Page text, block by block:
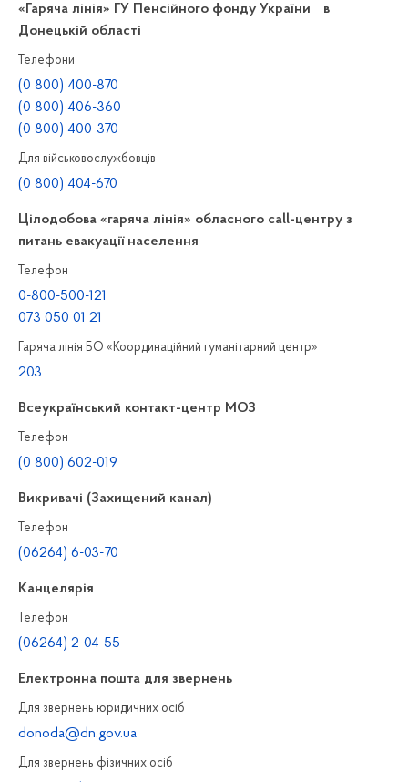
«Гаряча лінія» ГУ Пенсійного фонду України в
Донецькій області
Телефони
(0 800) 400-870
(0 800) 406-360
(0 800) 400-370
Для військовослужбовців
(0 800) 404-670
Цілодобова «гаряча лінія» обласного call-центру з
питань евакуації населення
Телефон
0-800-500-121
073 050 01 21
Гаряча лінія БО «Координаційний гуманітарний центр»
203
Всеукраїнський контакт-центр МОЗ
Телефон
(0 800) 602-019
Викривачі (Захищений канал)
Телефон
(06264) 6-03-70
Канцелярiя
Телефон
(06264) 2-04-55
Електронна пошта для звернень
Для звернень юридичних осiб
donoda@dn.gov.ua
Для звернень фізичних осiб